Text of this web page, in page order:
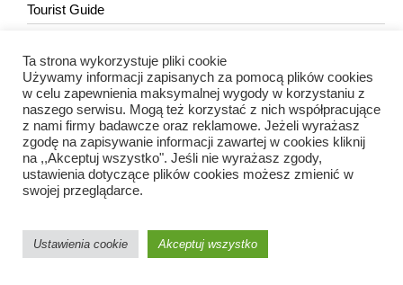
Tourist Guide
KONTAKT
redakcja@portalkujawski.pl
Redakcja
Ta strona wykorzystuje pliki cookie
Używamy informacji zapisanych za pomocą plików cookies
w celu zapewnienia maksymalnej wygody w korzystaniu z
naszego serwisu. Mogą też korzystać z nich współpracujące
z nami firmy badawcze oraz reklamowe. Jeżeli wyrażasz
zgodę na zapisywanie informacji zawartej w cookies kliknij
na ,,Akceptuj wszystko". Jeśli nie wyrażasz zgody,
ustawienia dotyczące plików cookies możesz zmienić w
swojej przeglądarce.
Ustawienia cookie Akceptuj wszystko